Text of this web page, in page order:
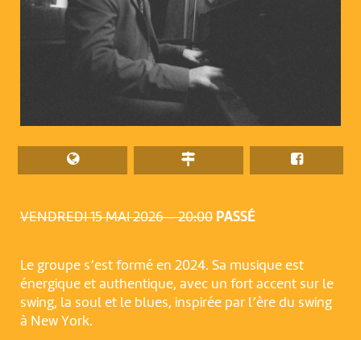
VENDREDI 15 MAI 2026 – 20:00 PASSÉ
Le groupe s’est formé en 2024. Sa musique est
énergique et authentique, avec un fort accent sur le
swing, la soul et le blues, inspirée par l’ère du swing
à New York.